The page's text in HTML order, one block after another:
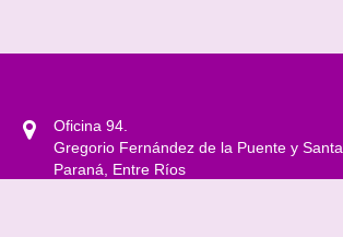
Oficina 94.
Gregorio Fernández de la Puente y
Paraná, Entre Ríos